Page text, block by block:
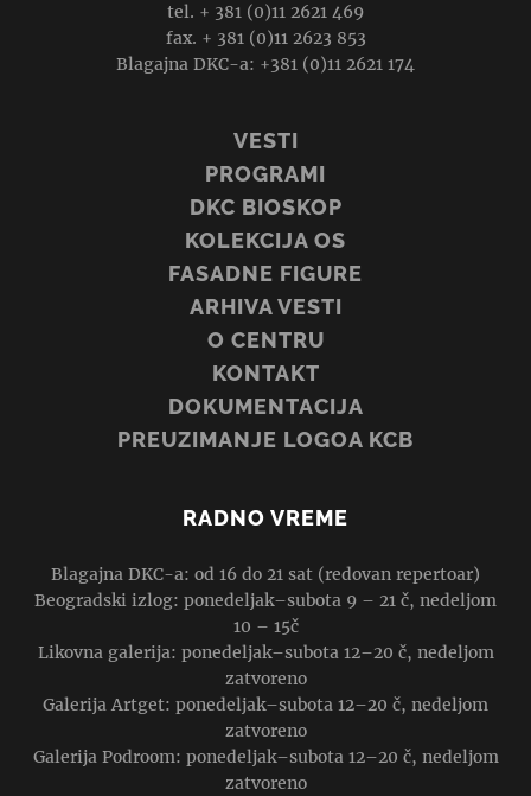
tel. + 381 (0)11 2621 469
fax. + 381 (0)11 2623 853
Blagajna DKC-a: +381 (0)11 2621 174
VESTI
PROGRAMI
DKC BIOSKOP
KOLEKCIJA OS
FASADNE FIGURE
ARHIVA VESTI
O CENTRU
KONTAKT
DOKUMENTACIJA
PREUZIMANJE LOGOA KCB
RADNO VREME
Blagajna DKC-a: od 16 do 21 sat (redovan repertoar)
Beogradski izlog: ponedeljak–subota 9 – 21 č, nedeljom
10 – 15č
Likovna galerija: ponedeljak–subota 12–20 č, nedeljom
zatvoreno
Galerija Artget: ponedeljak–subota 12–20 č, nedeljom
zatvoreno
Galerija Podroom: ponedeljak–subota 12–20 č, nedeljom
zatvoreno